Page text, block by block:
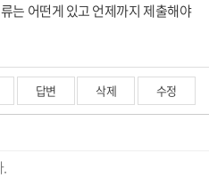
는 어떤게 있고 언제까지 제출해야
답변 삭제 수정
.